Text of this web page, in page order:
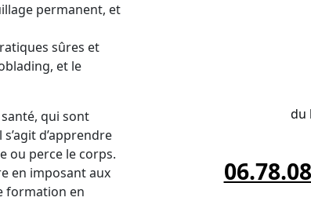
permanent, et
sûres et
et le
qui sont
d’apprendre
ou perce le corps.
en imposant aux
formation en
du